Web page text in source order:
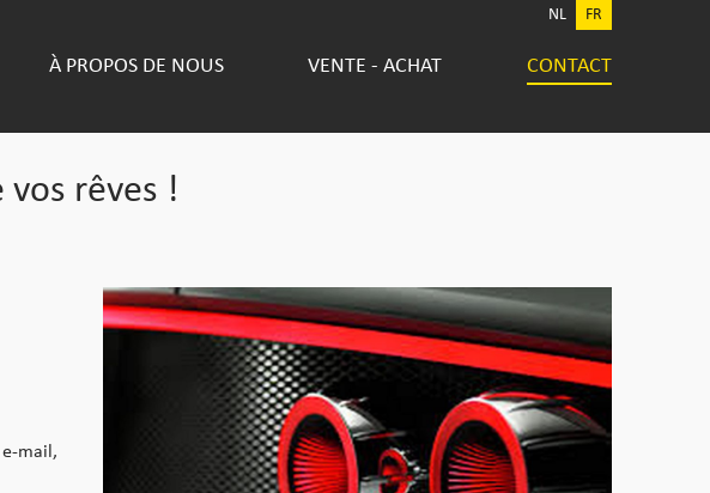
NL FR
À PROPOS DE NOUS VENTE - ACHAT CONTACT
rêves !
mail,